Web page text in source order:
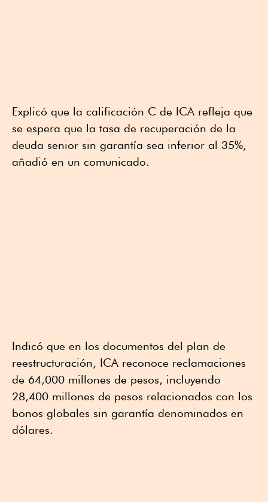
Explicó que la calificación C de ICA refleja que
se espera que la tasa de recuperación de la
deuda senior sin garantía sea inferior al 35%,
añadió en un comunicado.
Indicó que en los documentos del plan de
reestructuración, ICA reconoce reclamaciones
de 64,000 millones de pesos, incluyendo
28,400 millones de pesos relacionados con los
bonos globales sin garantía denominados en
dólares.